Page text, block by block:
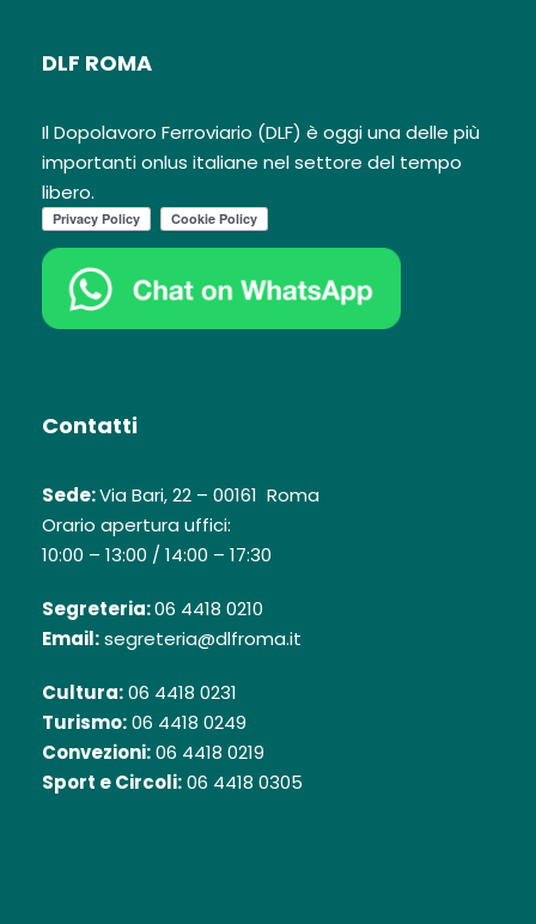
DLF ROMA
Il Dopolavoro Ferroviario (DLF) è oggi una delle più
importanti onlus italiane nel settore del tempo
libero.
Contatti
Sede:Via Bari, 22 – 00161 Roma
Orario apertura uffici:
10:00 – 13:00 / 14:00 – 17:30
Segreteria:06 4418 0210
Email:segreteria@dlfroma.it
Cultura:06 4418 0231
Turismo:06 4418 0249
Convezioni:06 4418 0219
Sport e Circoli:06 4418 0305